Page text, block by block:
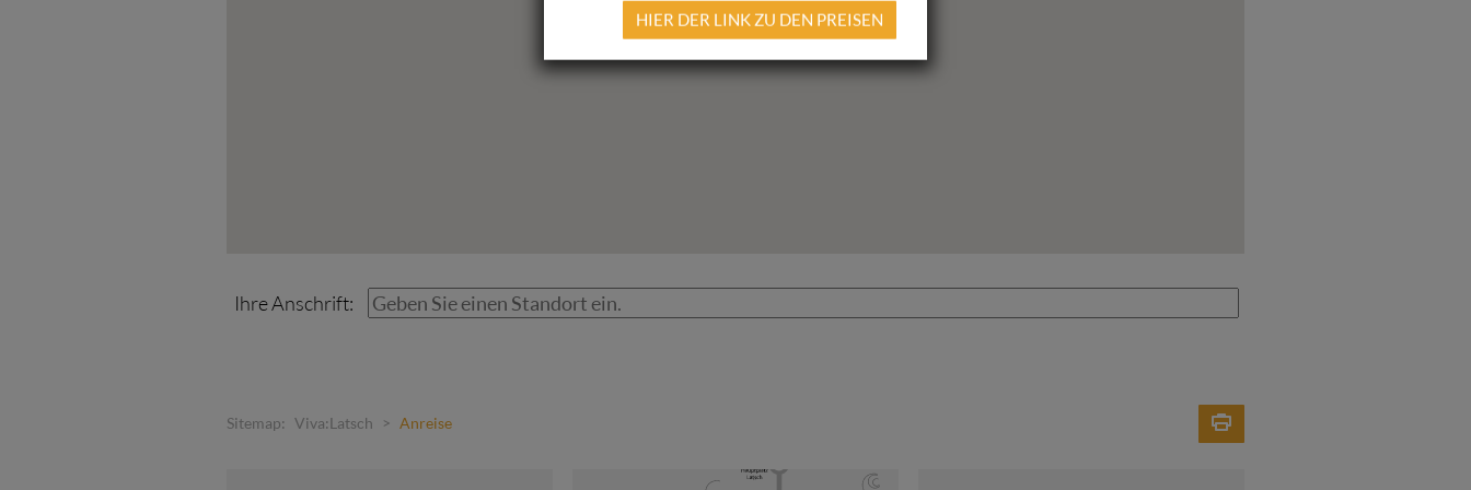
Ihre Anschrift:
Sitemap: Viva:Latsch > Anreise
HIER DER LINK ZU DEN PREISEN